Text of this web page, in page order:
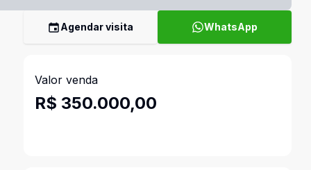
Agendar visita WhatsApp
Valor venda
R$ 350.000,00